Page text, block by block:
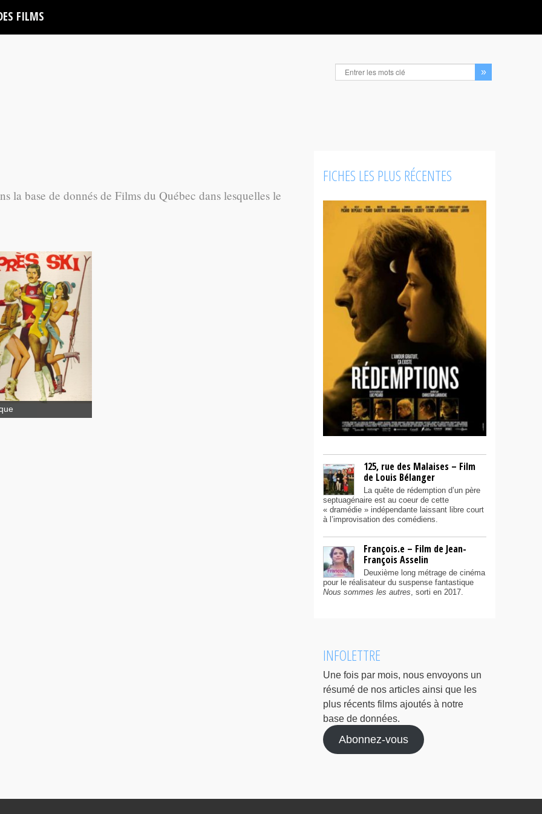
FILMS
la base de donnés de Films du Québec dans lesquelles le
Après ski
FICHES LES PLUS RÉCENTES
125, rue des Malaises – Film
de Louis Bélanger
La quête de rédemption d’un père
septuagénaire est au coeur de cette
« dramédie » indépendante laissant libre court
à l’improvisation des comédiens.
François.e – Film de Jean-
François Asselin
Deuxième long métrage de cinéma
pour le réalisateur du suspense fantastique
Nous sommes les autres, sorti en 2017.
INFOLETTRE
Une fois par mois, nous envoyons un
résumé de nos articles ainsi que les
plus récents films ajoutés à notre
base de données.
Abonnez-vous